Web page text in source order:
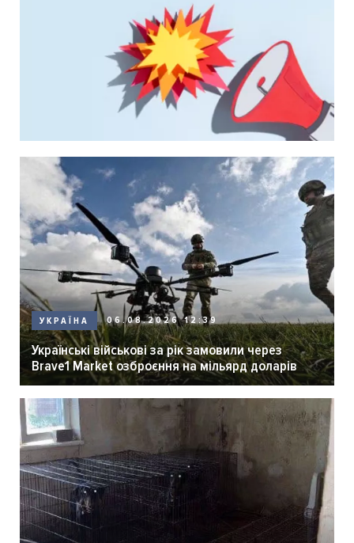
УКРАЇНА 06.08.2026 12:39
Українські військові за рік замовили через
Brave1 Market озброєння на мільярд доларів